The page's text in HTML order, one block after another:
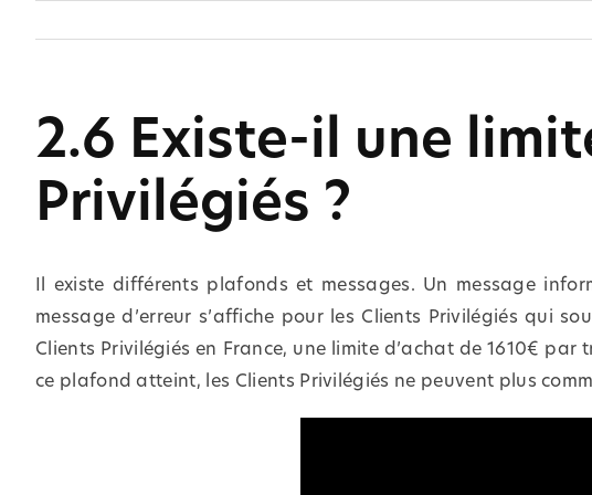
2.6 Existe-il une
Privilégiés ?
Il existe différents plafonds et messages. Un message
message d’erreur s’affiche pour les Clients Privilégiés qui
Clients Privilégiés en France, une limite d’achat de 1610€
ce plafond atteint, les Clients Privilégiés ne peuvent plus